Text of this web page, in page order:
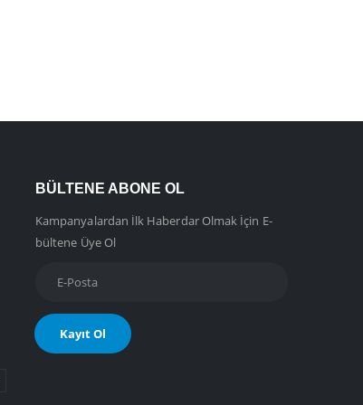
BÜLTENE ABONE OL
Kampanyalardan İlk Haberdar Olmak İçin E-
bültene Üye Ol